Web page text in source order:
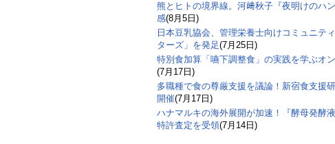
熊とヒトの境界線。河﨑秋子『夜明けのハ
感(8月5日)
日本豆乳協会、管理栄養士向けコミュニテ
ターズ」を発足(7月25日)
特別食加算「嚥下調整食」の実践を学ぶオ
(7月17日)
多職種で食の尊厳支援を議論！新宿食支援
開催(7月17日)
ハナマルキの海外展開が加速！『酵母発酵
特許査定を受領(7月14日)